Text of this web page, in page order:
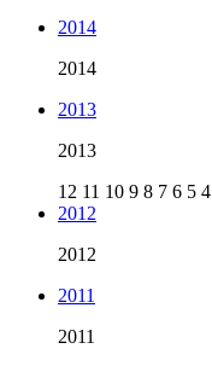
2014
2014
2013
2013
12 11 10 9 8 7 6 5 4
2012
2012
2011
2011